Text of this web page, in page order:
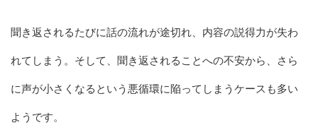
聞き返されるたびに話の流れが途切れ、内容の説得力が失わ
れてしまう。そして、聞き返されることへの不安から、さら
に声が小さくなるという悪循環に陥ってしまうケースも多い
ようです。